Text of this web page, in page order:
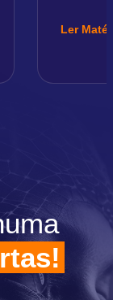
Ler